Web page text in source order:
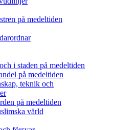
på medeltiden
i staden på medeltiden
på medeltiden
teknik och
på medeltiden
värld